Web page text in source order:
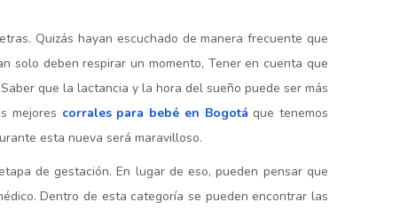
Quizás hayan escuchado de manera frecuente que
solo deben respirar un momento, Tener en cuenta que
que la lactancia y la hora del sueño puede ser más
mejores corrales para bebé en Bogotá que tenemos
esta nueva será maravilloso.
de gestación. En lugar de eso, pueden pensar que
Dentro de esta categoría se pueden encontrar las